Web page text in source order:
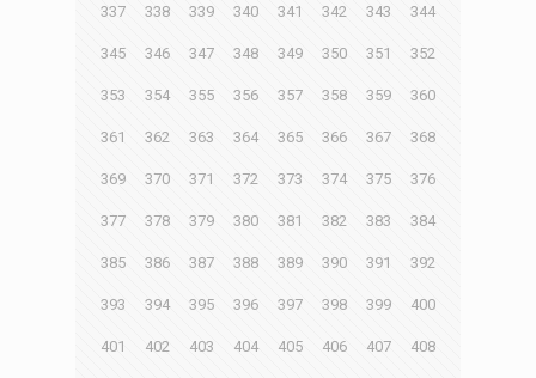
337 338 339 340 341 342 343 344
345 346 347 348 349 350 351 352
353 354 355 356 357 358 359 360
361 362 363 364 365 366 367 368
369 370 371 372 373 374 375 376
377 378 379 380 381 382 383 384
385 386 387 388 389 390 391 392
393 394 395 396 397 398 399 400
401 402 403 404 405 406 407 408